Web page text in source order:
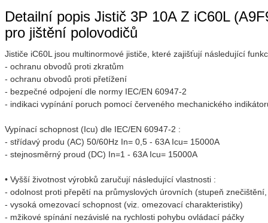
Detailní popis Jistič 3P 10A Z iC60L
pro jištění polovodičů
Jističe iC60L jsou multinormové jističe, které zajišťují následující
- ochranu obvodů proti zkratům
- ochranu obvodů proti přetížení
- bezpečné odpojení dle normy IEC/EN 60947-2
- indikaci vypínání poruch pomocí červeného mechanického
Vypínací schopnost (Icu) dle IEC/EN 60947-2 :
- střídavý produ (AC) 50/60Hz In= 0,5 - 63A Icu= 15000A
- stejnosměrný proud (DC) In=1 - 63A Icu= 15000A
• Vyšší životnost výrobků zaručují následující vlastnosti :
- odolnost proti přepětí na průmyslových úrovních (stupeň
- vysoká omezovací schopnost (viz. omezovací charakteristiky)
- mžikové spínání nezávislé na rychlosti pohybu ovládací páčky